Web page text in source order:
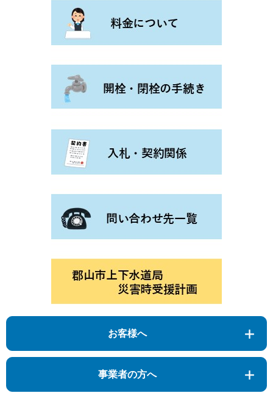
お客様へ
事業者の方へ